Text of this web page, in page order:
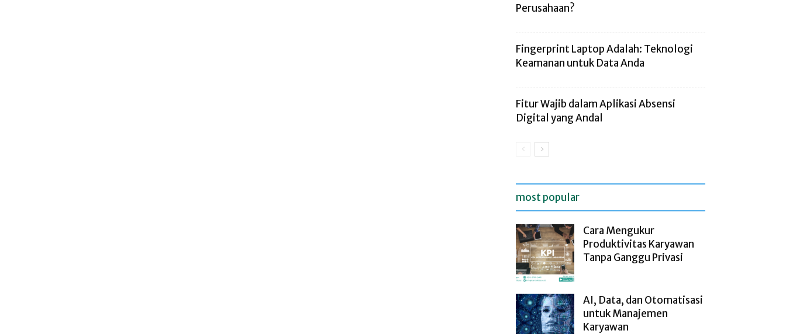
Perusahaan?
Fingerprint Laptop Adalah: Teknologi
Keamanan untuk Data Anda
Fitur Wajib dalam Aplikasi Absensi
Digital yang Andal
most popular
Cara Mengukur
Produktivitas Karyawan
Tanpa Ganggu Privasi
AI, Data, dan Otomatisasi
untuk Manajemen
Karyawan